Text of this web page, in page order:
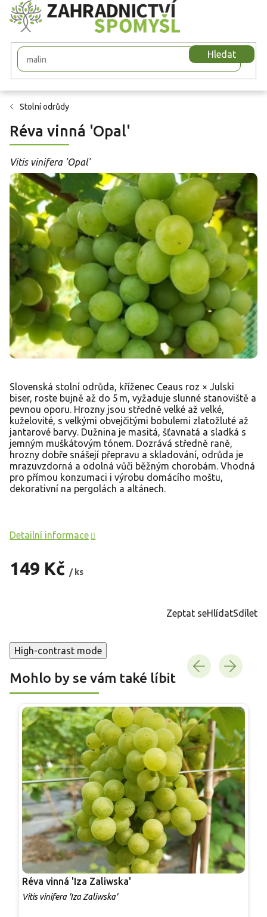
Přejít
na
obsah
Hledat
Stolní odrůdy
Réva vinná 'Opal'
Vitis vinifera 'Opal'
149 Kč / ks
Slovenská stolní odrůda, kříženec Ceaus roz × Julski
biser, roste bujně až do 5 m, vyžaduje slunné stanoviště a
pevnou oporu. Hrozny jsou středně velké až velké,
kuželovité, s velkými obvejčitými bobulemi zlatožluté až
jantarové barvy. Dužnina je masitá, šťavnatá a sladká s
jemným muškátovým tónem. Dozrává středně raně,
hrozny dobře snášejí přepravu a skladování, odrůda je
mrazuvzdorná a odolná vůči běžným chorobám. Vhodná
pro přímou konzumaci i výrobu domácího moštu,
dekorativní na pergolách a altánech.
Detailní informace
Zeptat seHlídatSdílet
High-contrast mode
Mohlo by se vám také líbit
Réva vinná 'Iza Zaliwska'
Vitis vinifera 'Iza Zaliwska'